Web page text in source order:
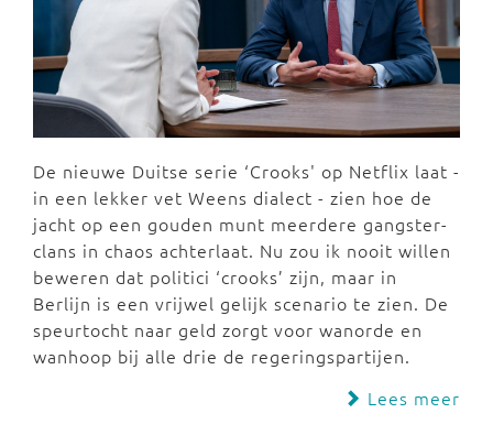
De nieuwe Duitse serie ‘Crooks' op Netflix laat -
in een lekker vet Weens dialect - zien hoe de
jacht op een gouden munt meerdere gangster-
clans in chaos achterlaat. Nu zou ik nooit willen
beweren dat politici ‘crooks’ zijn, maar in
Berlijn is een vrijwel gelijk scenario te zien. De
speurtocht naar geld zorgt voor wanorde en
wanhoop bij alle drie de regeringspartijen.
Lees meer